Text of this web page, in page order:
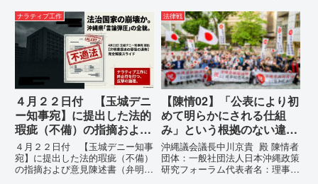
ます。私は、適正な意見陳述（弁
明）を行うにあたり、沖縄県行政
手続条例第28条で定められた...
（EMRIP）の各会合において行
われた、沖縄・琉球の先住民族指
定、PFAS（有機フッ素化合物）
問題、米軍基地、伝統文化（...
ナラティブ工作
４月２２日付 【玉城デニ
ー知事宛】に提出した法的
瑕疵（不備）の指摘および
意見陳述書（弁明書）提出
の留保の通告
４月２２日付 【玉城デニー知事
宛】に提出した法的瑕疵（不備）
の指摘および意見陳述書（弁明
法律戦
【陳情02】「公表により初
めて明らかにされる仕組
み」という根拠のない違法
運用の指摘と条例運用の停
止を求める陳情書
沖縄議会議長中川京貴 殿 陳情者
団体：一般社団法人日本沖縄政策
研究フォーラム代表者名：理事